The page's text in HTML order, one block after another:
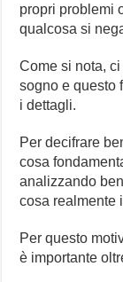
propri problemi
qualcosa si
Come si nota,
sogno e questo
i dettagli.
Per decifrare
cosa
analizzando
cosa realmente
Per questo
è importante